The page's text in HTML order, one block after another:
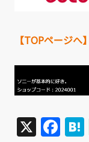
【TOPページへ】
X